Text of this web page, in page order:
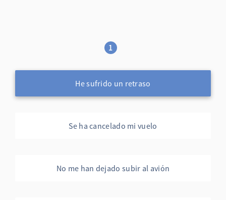
1
He sufrido un retraso
Se ha cancelado mi vuelo
No me han dejado subir al avión